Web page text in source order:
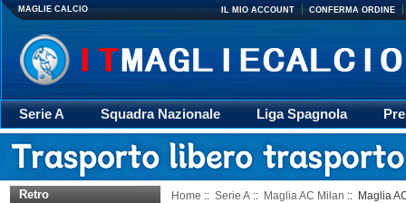
MAGLIE CALCIO IL MIO ACCOUNT CONFERMA ORDINE
Serie A Squadra Nazionale Liga Spagnola
Giacca
Rugby trasporto Retro
Retro
Home :: Serie A :: Maglia AC Milan :: Maglia